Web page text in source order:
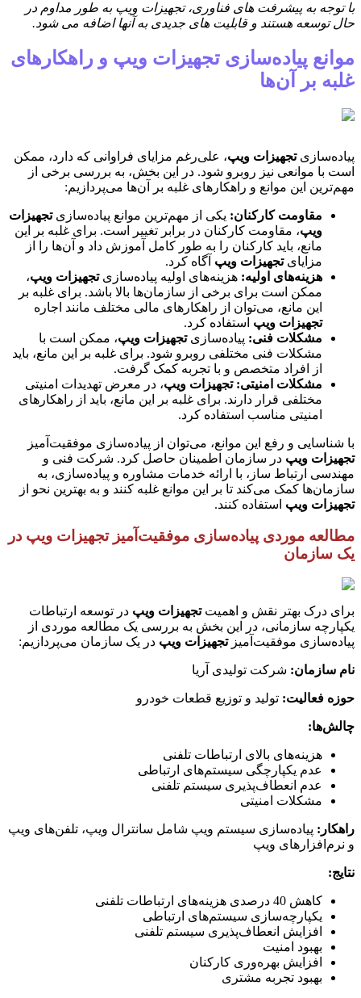
با توجه به پیشرفت های فناوری، تجهیزات ویپ به طور مداوم در
حال توسعه هستند و قابلیت های جدیدی به آنها اضافه می شود.
موانع پیاده‌سازی تجهیزات ویپ و راهکارهای
غلبه بر آن‌ها
پیاده‌سازیتجهیزات ویپ، علی‌رغم مزایای فراوانی که دارد، ممکن
است با موانعی نیز روبرو شود. در این بخش، به بررسی برخی از
مهم‌ترین این موانع و راهکارهای غلبه بر آن‌ها می‌پردازیم:
مقاومت کارکنان: یکی از مهم‌ترین موانع پیاده‌سازیتجهیزات
ویپ، مقاومت کارکنان در برابر تغییر است. برای غلبه بر این
مانع، باید کارکنان را به طور کامل آموزش داد و آن‌ها را از
مزایایتجهیزات ویپ آگاه کرد.
هزینه‌های اولیه: هزینه‌های اولیه پیاده‌سازیتجهیزات ویپ،
ممکن است برای برخی از سازمان‌ها بالا باشد. برای غلبه بر
این مانع، می‌توان از راهکارهای مالی مختلف مانند اجاره
تجهیزات ویپ استفاده کرد.
مشکلات فنی: پیاده‌سازیتجهیزات ویپ، ممکن است با
مشکلات فنی مختلفی روبرو شود. برای غلبه بر این مانع، باید
از افراد متخصص و با تجربه کمک گرفت.
مشکلات امنیتی: تجهیزات ویپ، در معرض تهدیدات امنیتی
مختلفی قرار دارند. برای غلبه بر این مانع، باید از راهکارهای
امنیتی مناسب استفاده کرد.
با شناسایی و رفع این موانع، می‌توان از پیاده‌سازی موفقیت‌آمیز
تجهیزات ویپ در سازمان اطمینان حاصل کرد. شرکت فنی و
مهندسی ارتباط ساز، با ارائه خدمات مشاوره و پیاده‌سازی، به
سازمان‌ها کمک می‌کند تا بر این موانع غلبه کنند و به بهترین نحو از
تجهیزات ویپ استفاده کنند.
مطالعه موردی پیاده‌سازی موفقیت‌آمیز تجهیزات ویپ در
یک سازمان
برای درک بهتر نقش و اهمیتتجهیزات ویپ در توسعه ارتباطات
یکپارچه سازمانی، در این بخش به بررسی یک مطالعه موردی از
پیاده‌سازی موفقیت‌آمیزتجهیزات ویپ در یک سازمان می‌پردازیم:
نام سازمان: شرکت تولیدی آریا
حوزه فعالیت: تولید و توزیع قطعات خودرو
چالش‌ها:
هزینه‌های بالای ارتباطات تلفنی
عدم یکپارچگی سیستم‌های ارتباطی
عدم انعطاف‌پذیری سیستم تلفنی
مشکلات امنیتی
راهکار : پیاده‌سازی سیستم ویپ شامل سانترال ویپ، تلفن‌های ویپ
و نرم‌افزارهای ویپ
نتایج:
کاهش 40 درصدی هزینه‌های ارتباطات تلفنی
یکپارچه‌سازی سیستم‌های ارتباطی
افزایش انعطاف‌پذیری سیستم تلفنی
بهبود امنیت
افزایش بهره‌وری کارکنان
بهبود تجربه مشتری